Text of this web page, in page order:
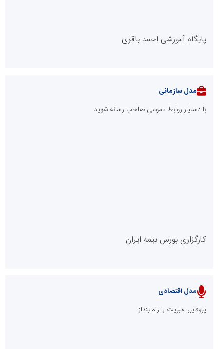
پایگاه آموزشی احمد باقری
پایگاه خبری نهضت ملی مسکن
مدل سازمانی
با دستیار روابط عمومی صاحب رسانه شوید
کارگزاری بورس بیمه ایران
مدل اقتصادی
پروفایل خبریت را راه بنداز